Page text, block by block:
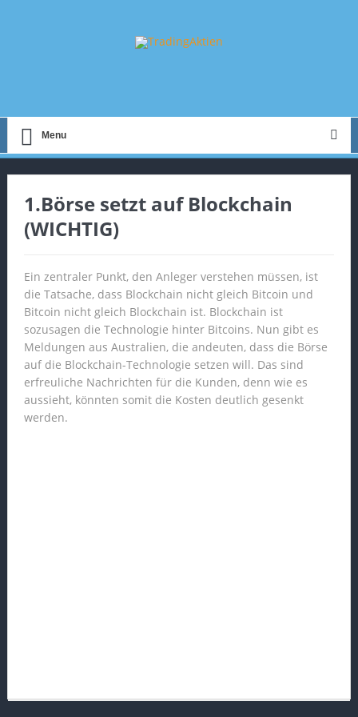
Menu
1.Börse setzt auf Blockchain
(WICHTIG)
Ein zentraler Punkt, den Anleger verstehen müssen, ist
die Tatsache, dass Blockchain nicht gleich Bitcoin und
Bitcoin nicht gleich Blockchain ist. Blockchain ist
sozusagen die Technologie hinter Bitcoins. Nun gibt es
Meldungen aus Australien, die andeuten, dass die Börse
auf die Blockchain-Technologie setzen will. Das sind
erfreuliche Nachrichten für die Kunden, denn wie es
aussieht, könnten somit die Kosten deutlich gesenkt
werden.